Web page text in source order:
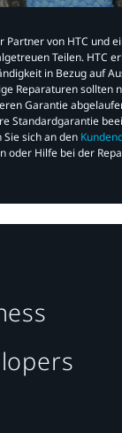
Partner von HTC und
Teilen. HTC
in Bezug auf
Reparaturen sollten
Garantie
Standardgarantie
sich an den
oder Hilfe bei der